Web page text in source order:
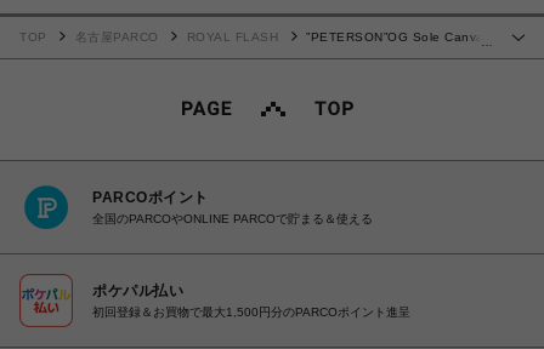
…
TOP 名古屋PARCO ROYAL FLASH
”PETERSON”OG Sole Canvas
PARCOポイント
全国のPARCOやONLINE PARCOで貯まる＆使える
ポケパル払い
初回登録＆お買物で最大1,500円分のPARCOポイント進呈